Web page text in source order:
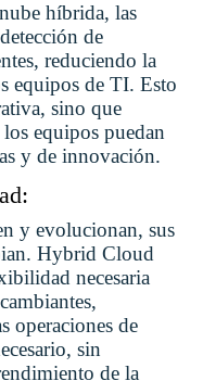
híbrida, las
de
reduciendo la
equipos de TI. Esto
sino que
equipos puedan
y de innovación.
y evolucionan, sus
Hybrid Cloud
necesaria
operaciones de
sin
de la